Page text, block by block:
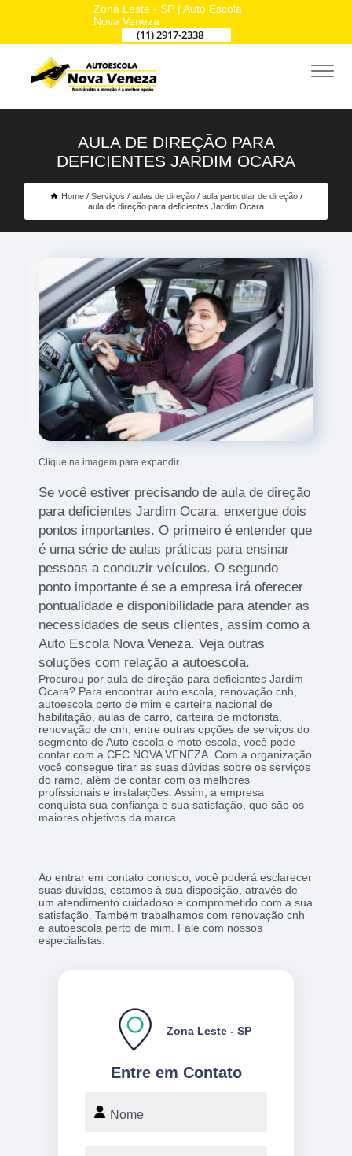
Zona Leste - SP | Auto Escola
Nova Veneza
(11) 2917-2338
AULA DE DIREÇÃO PARA
DEFICIENTES JARDIM OCARA
Home Serviços aulas de direção
aula particular de direção
aula de direção para deficientes Jardim Ocara
Clique na imagem para expandir
Se você estiver precisando de aula de direção
para deficientes Jardim Ocara, enxergue dois
pontos importantes. O primeiro é entender que
é uma série de aulas práticas para ensinar
pessoas a conduzir veículos. O segundo
ponto importante é se a empresa irá oferecer
pontualidade e disponibilidade para atender as
necessidades de seus clientes, assim como a
Auto Escola Nova Veneza. Veja outras
soluções com relação a autoescola.
Procurou por aula de direção para deficientes Jardim
Ocara? Para encontrar auto escola, renovação cnh,
autoescola perto de mim e carteira nacional de
habilitação, aulas de carro, carteira de motorista,
renovação de cnh, entre outras opções de serviços do
segmento de Auto escola e moto escola, você pode
contar com a CFC NOVA VENEZA. Com a organização
você consegue tirar as suas dúvidas sobre os serviços
do ramo, além de contar com os melhores
profissionais e instalações. Assim, a empresa
conquista sua confiança e sua satisfação, que são os
maiores objetivos da marca.
Ao entrar em contato conosco, você poderá esclarecer
suas dúvidas, estamos à sua disposição, através de
um atendimento cuidadoso e comprometido com a sua
satisfação. Também trabalhamos com renovação cnh
e autoescola perto de mim. Fale com nossos
especialistas.
Entre em Contato
Zona Leste - SP